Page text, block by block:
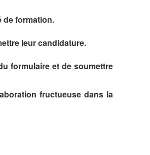
de formation.
leur candidature.
formulaire et de soumettre
fructueuse dans la